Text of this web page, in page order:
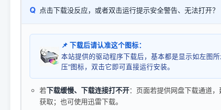
Q 点击下载没反应，或者双击运行提示安全警告、无法打开？
📌 下载后请认准这个图标：
本站提供的驱动程序下载后，基本都是显示如左图
压"图标，双击它即可直接运行安装。
若下载缓慢、下载连接打不开：页面若提供网盘下载通道
获取；也可使用迅雷下载。